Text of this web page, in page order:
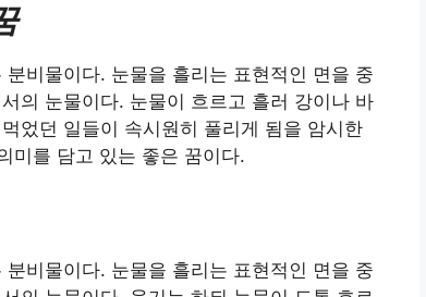
비물이다. 눈물을 흘리는 표현적인 면을 중
의 눈물이다. 눈물이 흐르고 흘러 강이나 바
었던 일들이 속시원히 풀리게 됨을 암시한
미를 담고 있는 좋은 꿈이다.
비물이다. 눈물을 흘리는 표현적인 면을 중